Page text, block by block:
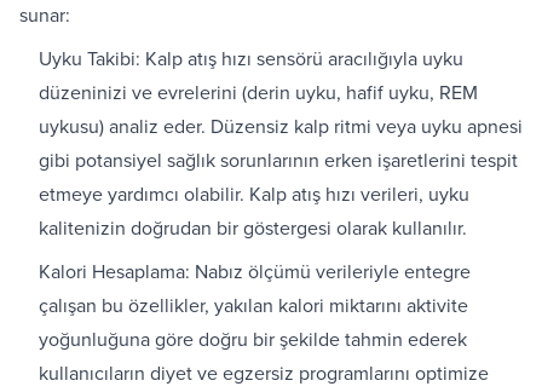
sunar:
Uyku Takibi: Kalp atış hızı sensörü aracılığıyla uyku
düzeninizi ve evrelerini (derin uyku, hafif uyku, REM
uykusu) analiz eder. Düzensiz kalp ritmi veya uyku apnesi
gibi potansiyel sağlık sorunlarının erken işaretlerini tespit
etmeye yardımcı olabilir. Kalp atış hızı verileri, uyku
kalitenizin doğrudan bir göstergesi olarak kullanılır.
Kalori Hesaplama: Nabız ölçümü verileriyle entegre
çalışan bu özellikler, yakılan kalori miktarını aktivite
yoğunluğuna göre doğru bir şekilde tahmin ederek
kullanıcıların diyet ve egzersiz programlarını optimize